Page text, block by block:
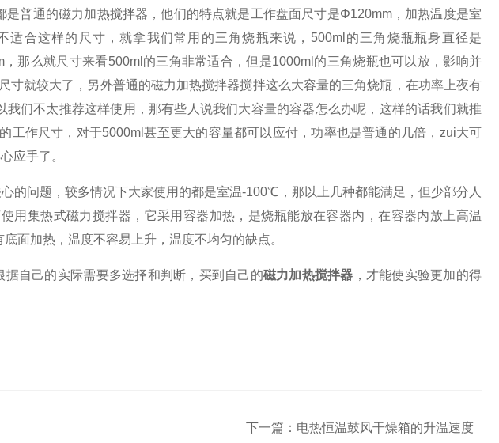
普通的磁力加热搅拌器，他们的特点就是工作盘面尺寸是Φ120mm，加热温度是室
合这样的尺寸，就拿我们常用的三角烧瓶来说， 500ml 的三角烧瓶瓶身直径是
，那么就尺寸来看500ml 的三角非常适合，但是1000ml 的三角烧瓶也可以放，影响并
寸就较大了，另外普通的磁力加热搅拌器搅拌这么大容量的三角烧瓶，在功率上夜有
们不太推荐这样使用，那有些人说我们大容量的容器怎么办呢，这样的话我们就推
的工作尺寸，对于5000ml甚至更大的容量都可以应付，功率也是普通的几倍，zui大可
应手了。
的问题，较多情况下大家使用的都是室温-100℃，那以上几种都能满足，但少部分人
用集热式磁力搅拌器，它采用容器加热，是烧瓶能放在容器内，在容器内放上高温
面加热，温度不容易上升，温度不均匀的缺点。
自己的实际需要多选择和判断，买到自己的磁力加热搅拌器 ，才能使实验更加的得
下一篇： 电热恒温鼓风干燥箱的升温速度